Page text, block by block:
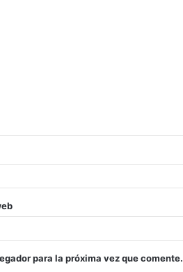
para la próxima vez que comente.